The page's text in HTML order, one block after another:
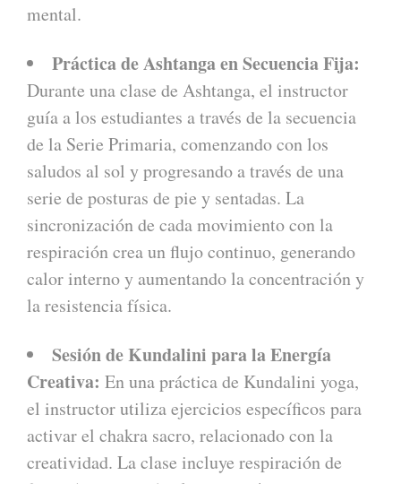
mental.
Práctica de Ashtanga en Secuencia Fija:
Durante una clase de Ashtanga, el instructor
guía a los estudiantes a través de la secuencia
de la Serie Primaria, comenzando con los
saludos al sol y progresando a través de una
serie de posturas de pie y sentadas. La
sincronización de cada movimiento con la
respiración crea un flujo continuo, generando
calor interno y aumentando la concentración y
la resistencia física.
Sesión de Kundalini para la Energía
Creativa: En una práctica de Kundalini yoga,
el instructor utiliza ejercicios específicos para
activar el chakra sacro, relacionado con la
creatividad. La clase incluye respiración de